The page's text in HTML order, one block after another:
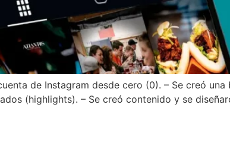
de Instagram desde cero (0). – Se creó
(highlights). – Se creó contenido y se